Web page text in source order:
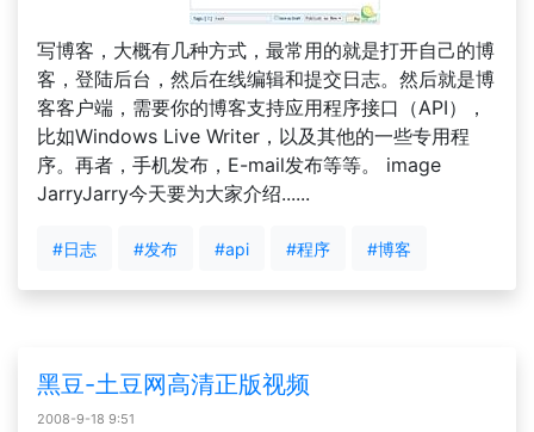
写博客，大概有几种方式，最常用的就是打开自己的博
客，登陆后台，然后在线编辑和提交日志。然后就是博
客客户端，需要你的博客支持应用程序接口（API），
比如Windows Live Writer，以及其他的一些专用程
序。再者，手机发布，E-mail发布等等。 image
JarryJarry今天要为大家介绍......
#日志 #发布 #api #程序 #博客
黑豆-土豆网高清正版视频
2008-9-18 9:51